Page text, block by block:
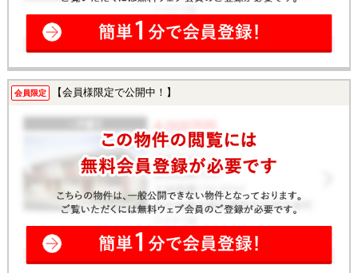
会員限定 【会員様限定で公開中！】